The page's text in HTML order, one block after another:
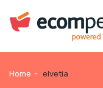
Home - elvetia